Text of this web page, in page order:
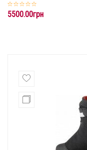
5500.00грн